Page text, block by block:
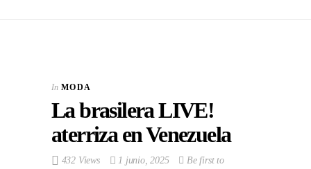
In MODA
La brasilera LIVE!
aterriza en Venezuela
432 Views 1 junio, 2025
Be first to